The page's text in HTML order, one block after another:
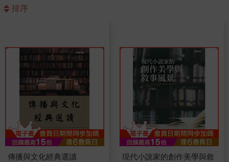
排序
傳播與文化經典選讀
現代小說家的創作美學與敘